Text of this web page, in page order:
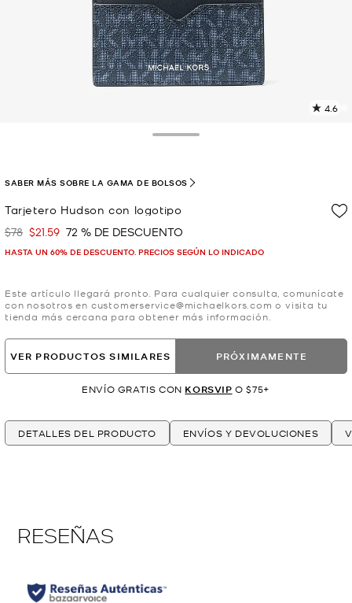
4.6
Tarjetero Hudson con logotipo
Era
$78 Ahora
$21.59 72 % DE DESCUENTO
HASTA UN 60% DE DESCUENTO. PRECIOS SEGÚN LO INDICADO
SABER MÁS SOBRE LA GAMA DE BOLSOS
Este artículo llegará pronto. Para cualquier consulta, comunícate
con nosotros en customerservice@michaelkors.com o visita tu
tienda más cercana para obtener más información.
VER PRODUCTOS SIMILARES PRÓXIMAMENTE
ENVÍO GRATIS CON KORSVIP O $75+
DETALLES DEL PRODUCTO ENVÍOS Y DEVOLUCIONES